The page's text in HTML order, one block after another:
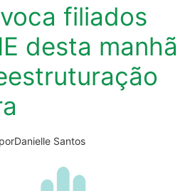
filiados
desta manhã
porDanielle Santos